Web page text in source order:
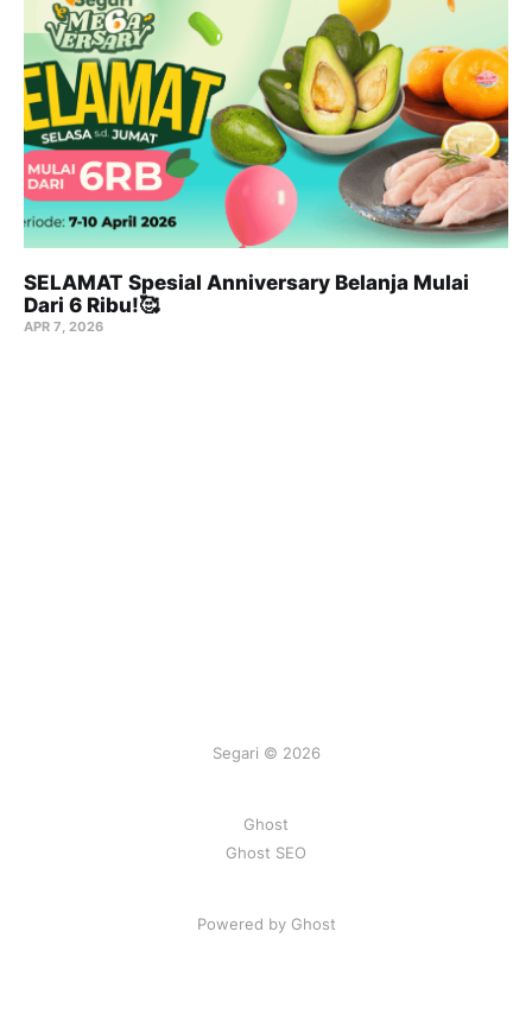
SELAMAT Spesial Anniversary Belanja Mulai
Dari 6 Ribu!🥰
APR 7, 2026
Segari © 2026
Ghost
Ghost SEO
Powered by Ghost